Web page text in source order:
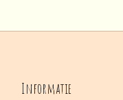
Informatie